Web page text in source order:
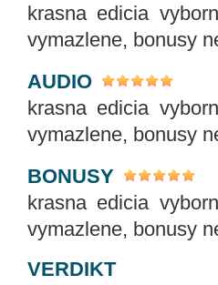
krasna edicia
vymazlene, bonusy
AUDIO
krasna edicia
vymazlene, bonusy
BONUSY
krasna edicia
vymazlene, bonusy
VERDIKT